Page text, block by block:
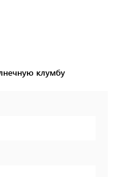
клумбу